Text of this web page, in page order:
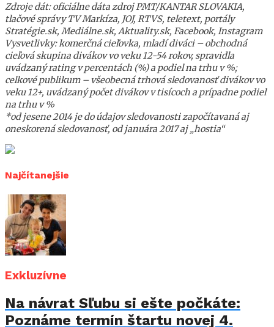
Zdroje dát: oficiálne dáta zdroj PMT/KANTAR SLOVAKIA,
tlačové správy TV Markíza, JOJ, RTVS, teletext, portály
Stratégie.sk, Mediálne.sk, Aktuality.sk, Facebook, Instagram
Vysvetlivky: komerčná cieľovka, mladí diváci – obchodná
cieľová skupina divákov vo veku 12-54 rokov, spravidla
uvádzaný rating v percentách (%) a podiel na trhu v %;
celkové publikum – všeobecná trhová sledovanosť divákov vo
veku 12+, uvádzaný počet divákov v tisícoch a prípadne podiel
na trhu v %
*od jesene 2014 je do údajov sledovanosti započítavaná aj
oneskorená sledovanosť, od januára 2017 aj „hostia“
Najčítanejšie
Exkluzívne
Na návrat Sľubu si ešte počkáte:
Poznáme termín štartu novej 4.